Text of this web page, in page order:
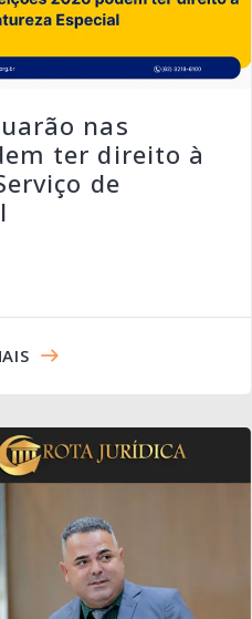
nas
ter direito à
de